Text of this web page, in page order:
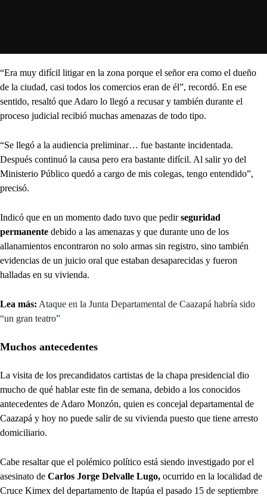
“Era muy difícil litigar en la zona porque el señor era como el dueño
de la ciudad, casi todos los comercios eran de él”, recordó. En ese
sentido, resaltó que Adaro lo llegó a recusar y también durante el
proceso judicial recibió muchas amenazas de todo tipo.
“Se llegó a la audiencia preliminar… fue bastante incidentada.
Después continuó la causa pero era bastante difícil. Al salir yo del
Ministerio Público quedó a cargo de mis colegas, tengo entendido”,
precisó.
Indicó que en un momento dado tuvo que pedirseguridad
permanente debido a las amenazas y que durante uno de los
allanamientos encontraron no solo armas sin registro, sino también
evidencias de un juicio oral que estaban desaparecidas y fueron
halladas en su vivienda.
Lea más: Ataque en la Junta Departamental de Caazapá habría sido
“un gran teatro”
Muchos antecedentes
La visita de los precandidatos cartistas de la chapa presidencial dio
mucho de qué hablar este fin de semana, debido a los conocidos
antecedentes de Adaro Monzón, quien es concejal departamental de
Caazapá y hoy no puede salir de su vivienda puesto que tiene arresto
domiciliario.
Cabe resaltar que el polémico político está siendo investigado por el
asesinato de Carlos Jorge Delvalle Lugo, ocurrido en la localidad de
Cruce Kimex del departamento de Itapúa el pasado 15 de septiembre